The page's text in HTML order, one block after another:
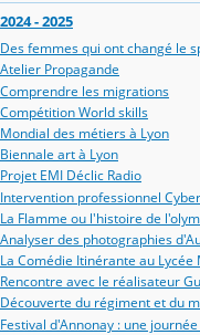
2024 - 2025
Des femmes qui ont changé le
Atelier Propagande
Comprendre les migrations
Compétition World skills
Mondial des métiers à Lyon
Biennale art à Lyon
Projet EMI Déclic Radio
Intervention professionnel
La Flamme ou l'histoire de
Analyser des photographies
La Comédie Itinérante au
Rencontre avec le réalisateur
Découverte du régiment et du
Festival d'Annonay : une